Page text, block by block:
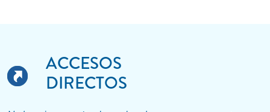
ACCESOS
DIRECTOS